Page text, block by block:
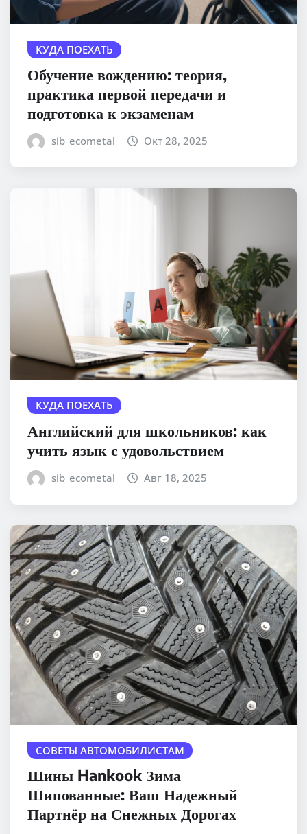
КУДА ПОЕХАТЬ
Обучение вождению: теория,
практика первой передачи и
подготовка к экзаменам
sib_ecometal Окт 28, 2025
КУДА ПОЕХАТЬ
Английский для школьников: как
учить язык с удовольствием
sib_ecometal Авг 18, 2025
СОВЕТЫ АВТОМОБИЛИСТАМ
Шины Hankook Зима
Шипованные: Ваш Надежный
Партнёр на Снежных Дорогах